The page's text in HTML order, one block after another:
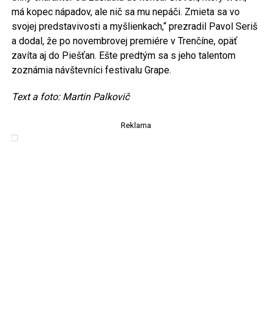
má kopec nápadov, ale nič sa mu nepáči. Zmieta sa vo
svojej predstavivosti a myšlienkach,“ prezradil Pavol Seriš
a dodal, že po novembrovej premiére v Trenčíne, opäť
zavíta aj do Piešťan. Ešte predtým sa s jeho talentom
zoznámia návštevníci festivalu Grape.
Text a foto: Martin Palkovič
Reklama